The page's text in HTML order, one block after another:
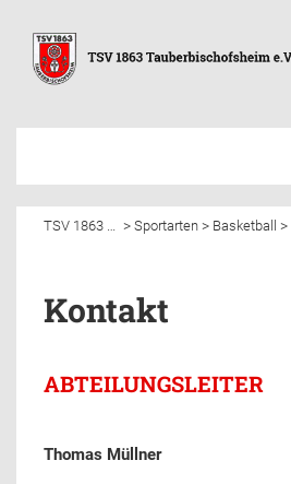
TSV 1863 Tauberbischofsheim e.V. > Sportarten > Basketball >
Kontakt
ABTEILUNGSLEITER
Thomas Müllner